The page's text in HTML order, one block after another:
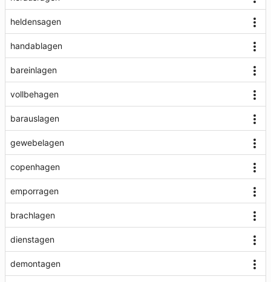
heldensagen
handablagen
bareinlagen
vollbehagen
barauslagen
gewebelagen
copenhagen
emporragen
brachlagen
dienstagen
demontagen